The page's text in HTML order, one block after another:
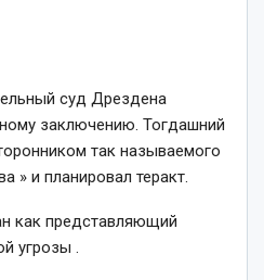
суд Дрездена
заключению. Тогдашний
так называемого
» и планировал теракт.
как представляющий
угрозы .